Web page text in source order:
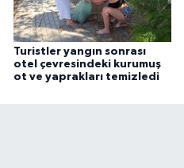
Turistler yangın sonrası
otel çevresindeki kurumuş
ot ve yaprakları temizledi